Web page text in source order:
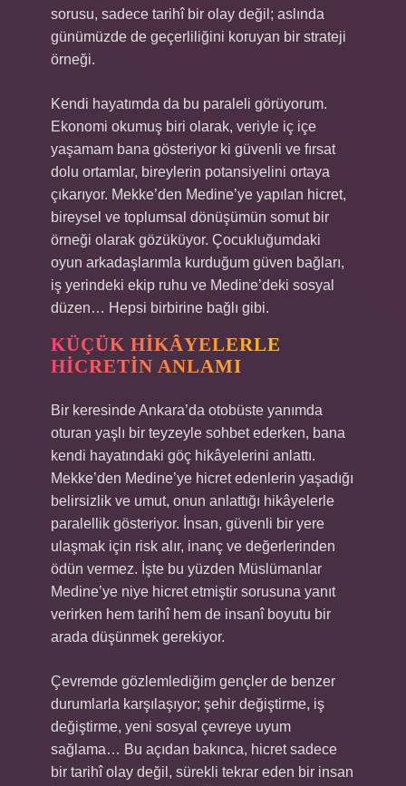
sorusu, sadece tarihî bir olay değil; aslında
günümüzde de geçerliliğini koruyan bir strateji
örneği.
Kendi hayatımda da bu paraleli görüyorum.
Ekonomi okumuş biri olarak, veriyle iç içe
yaşamam bana gösteriyor ki güvenli ve fırsat
dolu ortamlar, bireylerin potansiyelini ortaya
çıkarıyor. Mekke’den Medine’ye yapılan hicret,
bireysel ve toplumsal dönüşümün somut bir
örneği olarak gözüküyor. Çocukluğumdaki
oyun arkadaşlarımla kurduğum güven bağları,
iş yerindeki ekip ruhu ve Medine’deki sosyal
düzen… Hepsi birbirine bağlı gibi.
KÜÇÜK HIKÂYELERLE
HICRETIN ANLAMI
Bir keresinde Ankara’da otobüste yanımda
oturan yaşlı bir teyzeyle sohbet ederken, bana
kendi hayatındaki göç hikâyelerini anlattı.
Mekke’den Medine’ye hicret edenlerin yaşadığı
belirsizlik ve umut, onun anlattığı hikâyelerle
paralellik gösteriyor. İnsan, güvenli bir yere
ulaşmak için risk alır, inanç ve değerlerinden
ödün vermez. İşte bu yüzden Müslümanlar
Medine’ye niye hicret etmiştir sorusuna yanıt
verirken hem tarihî hem de insanî boyutu bir
arada düşünmek gerekiyor.
Çevremde gözlemlediğim gençler de benzer
durumlarla karşılaşıyor; şehir değiştirme, iş
değiştirme, yeni sosyal çevreye uyum
sağlama… Bu açıdan bakınca, hicret sadece
bir tarihî olay değil, sürekli tekrar eden bir insan